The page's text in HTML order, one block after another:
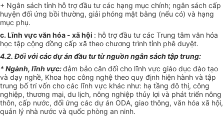
+ Ngân sách tỉnh hỗ trợ đầu tư các hạng mục chính; ngân sách cấp
huyện đối ứng bồi thường, giải phóng mặt bằng (nếu có) và hạng
mục phụ.
c. Lĩnh vực văn hóa - xã hội : hỗ trợ đầu tư các Trung tâm văn hóa
học tập cộng đồng cấp xã theo chương trình tỉnh phê duyệt.
4.2. Đối với các dự án đầu tư từ nguồn ngân sách tập trung:
* Ngành, lĩnh vực:đảm bảo cân đối cho lĩnh vực giáo dục đào tạo
và dạy nghề, Khoa học công nghệ theo quy định hiện hành và tập
trung bố trí vốn cho các lĩnh vực khác như: hạ tầng đô thị, công
nghiệp, thương mại, du lịch, nông nghiệp thủy lợi và phát triển nông
thôn, cấp nước, đối ứng các dự án ODA, giao thông, văn hóa xã hội,
quản lý nhà nước và quốc phòng an ninh.